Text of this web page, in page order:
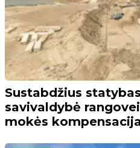
Sustabdžius
savivaldybė
mokės